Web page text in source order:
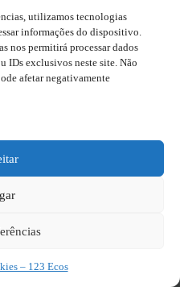
utilizamos tecnologias
informações do dispositivo.
nos permitirá processar dados
IDs exclusivos neste site. Não
afetar negativamente
– 123 Ecos
Eco você